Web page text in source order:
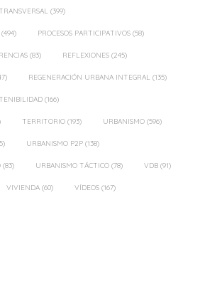
(399)
(494) PROCESOS PARTICIPATIVOS (58)
(83) REFLEXIONES (245)
REGENERACIÓN URBANA INTEGRAL (135)
(166)
TERRITORIO (193) URBANISMO (596)
URBANISMO P2P (138)
(83) URBANISMO TÁCTICO (78) VDB (91)
VIVIENDA (60) VÍDEOS (167)